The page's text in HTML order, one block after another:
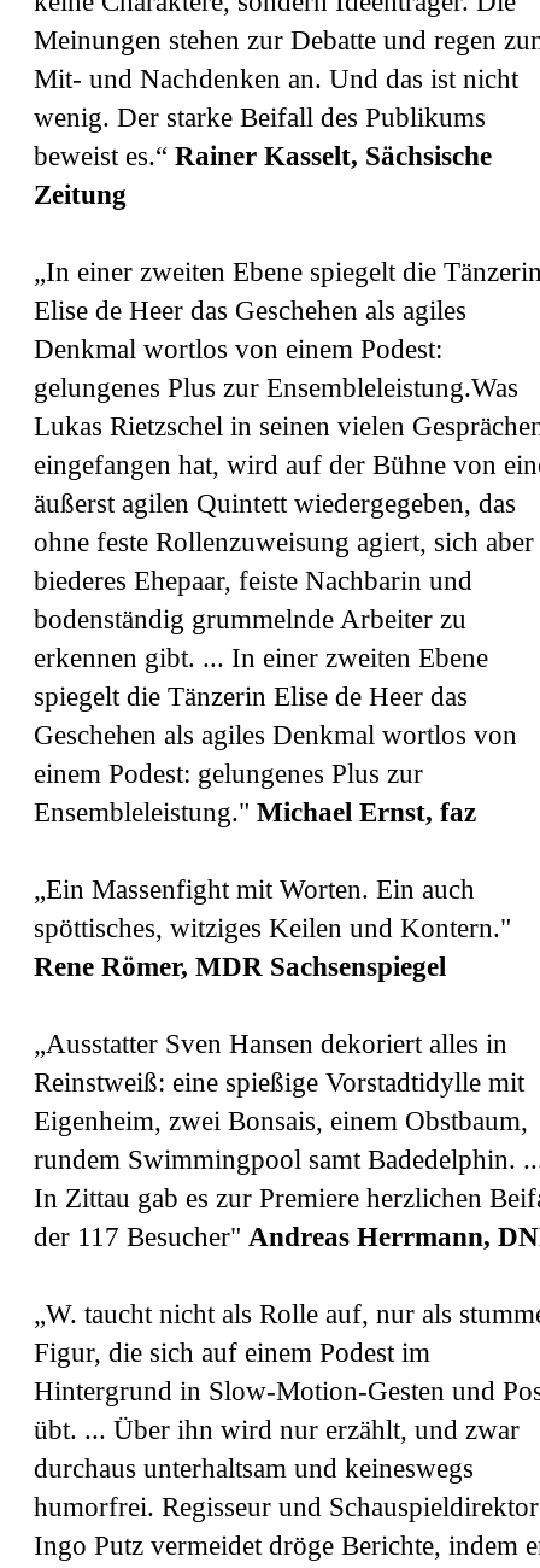
Meinungen stehen zur Debatte und regen
Mit- und Nachdenken an. Und das ist nicht
wenig. Der starke Beifall des Publikums
beweist es.“ Rainer Kasselt, Sächsische
Zeitung
„In einer zweiten Ebene spiegelt die
Elise de Heer das Geschehen als agiles
Denkmal wortlos von einem Podest:
gelungenes Plus zur Ensembleleistung.Was
Lukas Rietzschel in seinen vielen
eingefangen hat, wird auf der Bühne von
äußerst agilen Quintett wiedergegeben, das
ohne feste Rollenzuweisung agiert, sich aber
biederes Ehepaar, feiste Nachbarin und
bodenständig grummelnde Arbeiter zu
erkennen gibt. ... In einer zweiten Ebene
spiegelt die Tänzerin Elise de Heer das
Geschehen als agiles Denkmal wortlos von
einem Podest: gelungenes Plus zur
Ensembleleistung." Michael Ernst, faz
„Ein Massenfight mit Worten. Ein auch
spöttisches, witziges Keilen und Kontern."
Rene Römer, MDR Sachsenspiegel
„Ausstatter Sven Hansen dekoriert alles in
Reinstweiß: eine spießige Vorstadtidylle mit
Eigenheim, zwei Bonsais, einem Obstbaum,
rundem Swimmingpool samt Badedelphin.
In Zittau gab es zur Premiere herzlichen
der 117 Besucher" Andreas Herrmann,
„W. taucht nicht als Rolle auf, nur als
Figur, die sich auf einem Podest im
Hintergrund in Slow-Motion-Gesten und
übt. ... Über ihn wird nur erzählt, und zwar
durchaus unterhaltsam und keineswegs
humorfrei. Regisseur und Schauspieldirektor
Ingo Putz vermeidet dröge Berichte, indem